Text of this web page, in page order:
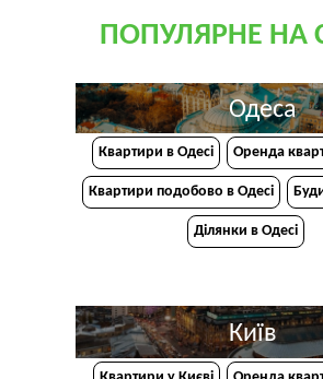
ПОПУЛЯРНЕ НА
Одеса
Квартири в Одесі Оренда
Квартири подобово в Одесі
Ділянки в Одесі
Київ